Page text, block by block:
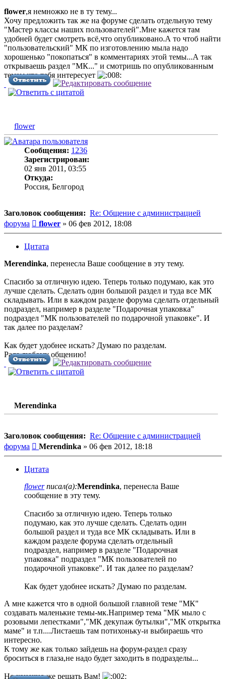
flower,я немножко не в ту тему...
Хочу предложить так же на форуме сделать отдельную тему
"Мастер классы наших пользователей".Мне кажется там
удобней будет смотреть всё,что опубликовано.А то чтоб найти
"пользовательский" МК по изготовлению мыла надо
хорошенько "покопаться" в комментариях этой темы...А так
открываешь раздел "МК..." и смотришь по опубликованным
темам что тебя интересует
flower
Сообщения: 1236
Зарегистрирован:
02 янв 2011, 03:55
Откуда:
Россия, Белгород
Заголовок сообщения: Re: Общение с администрацией
форума
Сообщение
flower » 06 фев 2012, 18:08
Цитата
Merendinka, перенесла Ваше сообщение в эту тему.
Спасибо за отличную идею. Теперь только подумаю, как это
лучше сделать. Сделать один большой раздел и туда все МК
складывать. Или в каждом разделе форума сделать отдельный
подраздел, например в разделе "Подарочная упаковка"
подраздел "МК пользователей по подарочной упаковке". И
так далее по разделам?
Как будет удобнее искать? Думаю по разделам.
Рада любому общению!
Merendinka
Заголовок сообщения: Re: Общение с администрацией
форума
Сообщение
Merendinka » 06 фев 2012, 18:18
Цитата
flowerписал(а):Merendinka, перенесла Ваше
сообщение в эту тему.
Спасибо за отличную идею. Теперь только
подумаю, как это лучше сделать. Сделать один
большой раздел и туда все МК складывать. Или в
каждом разделе форума сделать отдельный
подраздел, например в разделе "Подарочная
упаковка" подраздел "МК пользователей по
подарочной упаковке". И так далее по разделам?
Как будет удобнее искать? Думаю по разделам.
А мне кажется что в одной большой главной теме "МК"
создавать маленькие темы-мк.Например тема "МК мыло с
розовыми лепестками","МК декупаж бутылки","МК открытка
маме" и т.п....Листаешь там потихоньку-и выбираешь что
интересно.
К тому же как только зайдешь на форум-раздел сразу
броситься в глаза,не надо будет заходить в подразделы...
Но конечно же решать Вам!